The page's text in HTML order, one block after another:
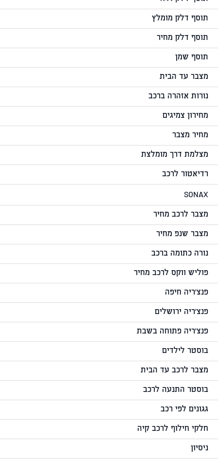
תוסף דלק מומלץ
תוסף דלק מחיר
תוסף שמן
מצבר עד הבית
נורות אזהרה ברכב
מחירון צמיגים
מחיר מצבר
מצלמת דרך מומלצת
רדיאטור לרכב
SONAX
מצבר לרכב מחיר
מצבר שנפ מחיר
נורה כתומה ברכב
פוליש ווקס לרכב מחיר
פנצ'ריה חיפה
פנצ'ריה ירושלים
פנצ'ריה פתוחה בשבת
בוסטר לילדים
מצבר לרכב עד הבית
בוסטר התנעה לרכב
גגונים לפי רכב
חלקי חילוף לרכב קיה
ניסיון